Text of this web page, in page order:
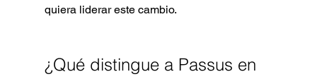
quiera liderar este cambio.
¿Qué distingue a Passus en